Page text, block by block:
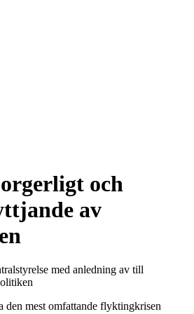
och
av
med anledning av till
den mest omfattande flyktingkrisen